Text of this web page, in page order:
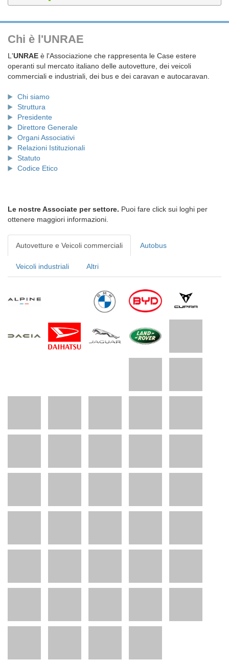
Chi è l'UNRAE
L'UNRAE è l'Associazione che rappresenta le Case estere
operanti sul mercato italiano delle autovetture, dei veicoli
commerciali e industriali, dei bus e dei caravan e autocaravan.
Chi siamo
Struttura
Presidente
Direttore Generale
Organi Associativi
Relazioni Istituzionali
Statuto
Codice Etico
Le nostre Associate per settore. Puoi fare click sui loghi per
ottenere maggiori informazioni.
Autovetture e Veicoli commerciali Autobus
Veicoli industriali Altri